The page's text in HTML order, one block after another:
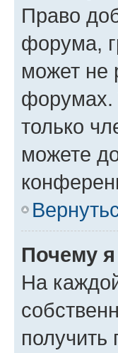
Право
форума,
может не
форумах.
только
можете
Почему
На
получить